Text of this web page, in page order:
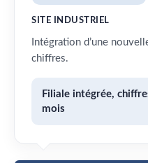
SITE INDUSTRIEL
Intégration d’une
chiffres.
Filiale intégrée,
mois